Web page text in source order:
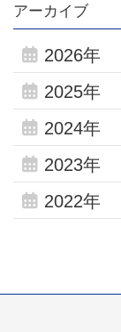
アーカイブ
2026年
2025年
2024年
2023年
2022年